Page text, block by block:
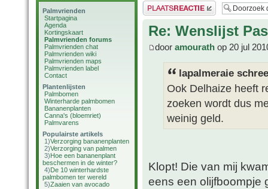
Palmvrienden
Startpagina
Agenda
Kortingskaart
Palmvrienden forums
Palmvrienden chat
Palmvrienden wiki
Palmvrienden maps
Palmvrienden label
Contact
Plantenlijsten
Palmbomen
Winterharde palmbomen
Bananenplanten
Canna's (bloemriet)
Palmvarens
Populairste artikels
1)Verzorging bananenplanten
2)Verzorging van palmen
3)Hoe een bananenplant
beschermen in de winter?
4)De 10 winterhardste
palmbomen ter wereld
5)Zaaien van avocado
Plaats een reactie
Re: Wenslijst
door amourath op 20 jul
lapalmeraie
Ook Delhaize heeft
zoeken wordt dus
weinig geld.
Klopt! Die van mij
eens een olijfboompje